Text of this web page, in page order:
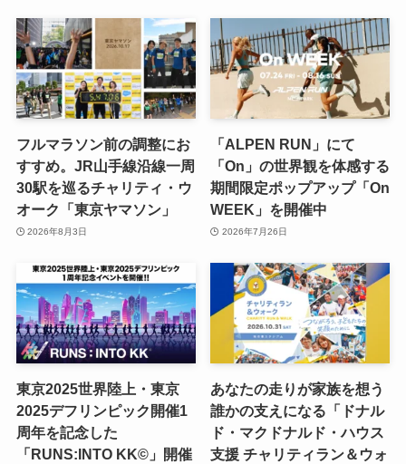
フルマラソン前の調整にお
すすめ。JR山手線沿線一周
30駅を巡るチャリティ・ウ
オーク「東京ヤマソン」
2026年8月3日
「ALPEN RUN」にて
「On」の世界観を体感する
期間限定ポップアップ「On
WEEK」を開催中
2026年7月26日
東京2025世界陸上・東京
2025デフリンピック開催1
周年を記念した
「RUNS:INTO KK©」開催
あなたの走りが家族を想う
誰かの支えになる「ドナル
ド・マクドナルド・ハウス
支援 チャリティラン＆ウォ